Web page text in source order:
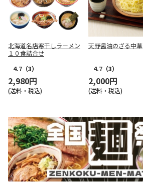
北海道名店寒干しラーメン
１０食詰合せ
4.7 （3）
2,980円
(送料・税込)
天野醤油のざる中華
4.7 （3）
2,000円
(送料・税込)